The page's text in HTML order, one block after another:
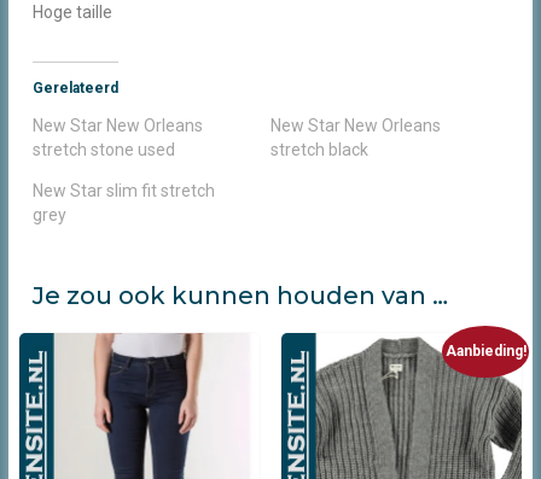
Hoge taille
Gerelateerd
New Star New Orleans
stretch stone used
New Star New Orleans
stretch black
New Star slim fit stretch
grey
Je zou ook kunnen houden van …
Aanbieding!